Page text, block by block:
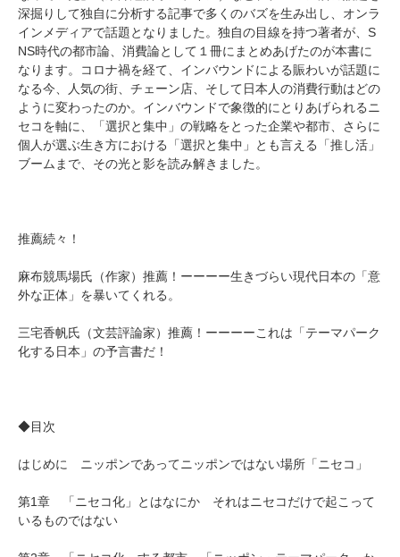
深掘りして独自に分析する記事で多くのバズを生み出し、オンラ
インメディアで話題となりました。独自の目線を持つ著者が、S
NS時代の都市論、消費論として１冊にまとめあげたのが本書に
なります。コロナ禍を経て、インバウンドによる賑わいが話題に
なる今、人気の街、チェーン店、そして日本人の消費行動はどの
ように変わったのか。インバウンドで象徴的にとりあげられるニ
セコを軸に、「選択と集中」の戦略をとった企業や都市、さらに
個人が選ぶ生き方における「選択と集中」とも言える「推し活」
ブームまで、その光と影を読み解きました。
推薦続々！
麻布競馬場氏（作家）推薦！ーーーー生きづらい現代日本の「意
外な正体」を暴いてくれる。
三宅香帆氏（文芸評論家）推薦！ーーーーこれは「テーマパーク
化する日本」の予言書だ！
◆目次
はじめに ニッポンであってニッポンではない場所「ニセコ」
第1章 「ニセコ化」とはなにか それはニセコだけで起こって
いるものではない